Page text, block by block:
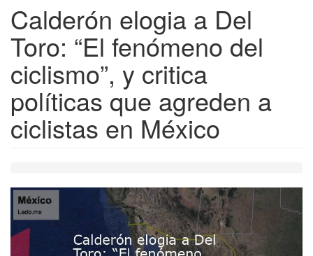
Calderón elogia a Del
Toro: “El fenómeno del
ciclismo”, y critica
políticas que agreden a
ciclistas en México